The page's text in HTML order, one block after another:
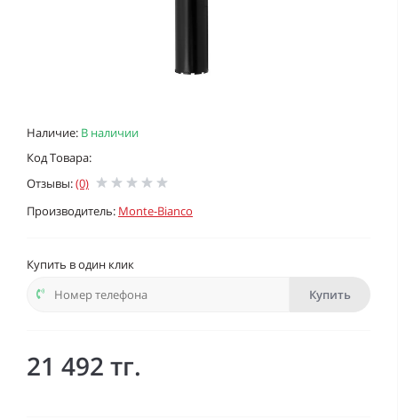
Наличие: В наличии
Код Товара:
Отзывы:(0)
Производитель: Monte-Bianco
Купить в один клик
Купить
21 492 тг.